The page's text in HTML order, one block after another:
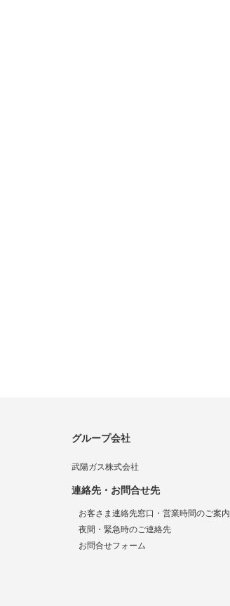
グループ会社
武陽ガス株式会社
連絡先・お問合せ先
お客さま連絡先窓口・営業時間のご案内
夜間・緊急時のご連絡先
お問合せフォーム